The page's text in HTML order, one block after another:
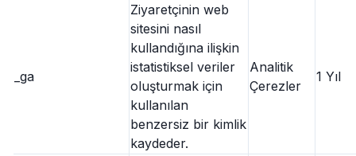
_ga
Ziyaretçinin web
sitesini nasıl
kullandığına ilişkin
istatistiksel veriler
oluşturmak için
kullanılan
benzersiz bir kimlik
kaydeder.
Analitik
Çerezler
1 Yıl